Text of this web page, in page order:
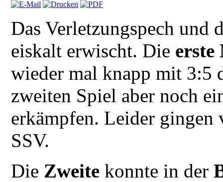
Das Verletzungspech und
eiskalt erwischt. Die
wieder mal knapp mit 3:5
zweiten Spiel aber noch
erkämpfen. Leider gingen
SSV.
Die Zweite konnte in der